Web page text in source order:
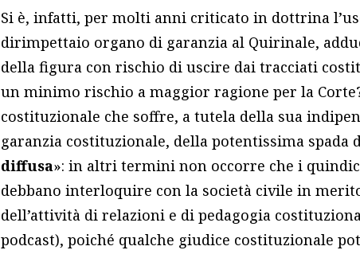
Si è, infatti, per molti anni criticato in dottrina
dirimpettaio organo di garanzia al Quirinale,
della figura con rischio di uscire dai tracciati
un minimo rischio a maggior ragione per la
costituzionale che soffre, a tutela della sua
garanzia costituzionale, della potentissima spada
diffusa»: in altri termini non occorre che i
debbano interloquire con la società civile in
dell’attività di relazioni e di pedagogia
podcast), poiché qualche giudice costituzionale